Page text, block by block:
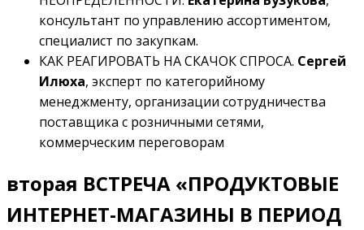
консультант по управлению ассортиментом,
специалист по закупкам.
КАК РЕАГИРОВАТЬ НА СКАЧОК СПРОСА. Сергей
Илюха, эксперт по категорийному
менеджменту, организации сотрудничества
поставщика с розничными сетями,
коммерческим переговорам
вторая ВСТРЕЧА «ПРОДУКТОВЫЕ
ИНТЕРНЕТ-МАГАЗИНЫ В ПЕРИОД